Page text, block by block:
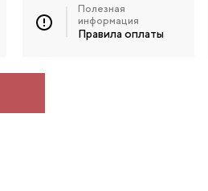
Полезная
информация
Правила оплаты